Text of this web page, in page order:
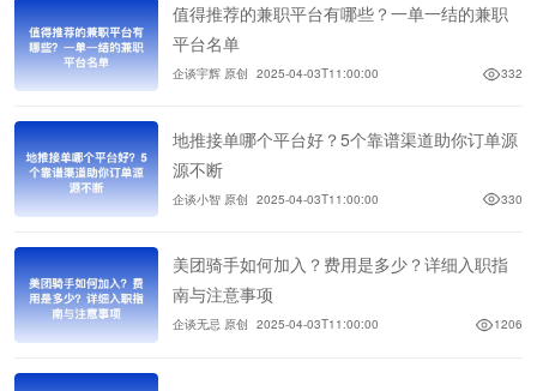
值得推荐的兼职平台有哪些？一单一结的兼职
平台名单
企谈宇辉 原创 2025-04-03T11:00:00 332
地推接单哪个平台好？5个靠谱渠道助你订单源
源不断
企谈小智 原创 2025-04-03T11:00:00 330
美团骑手如何加入？费用是多少？详细入职指
南与注意事项
企谈无忌 原创 2025-04-03T11:00:00 1206